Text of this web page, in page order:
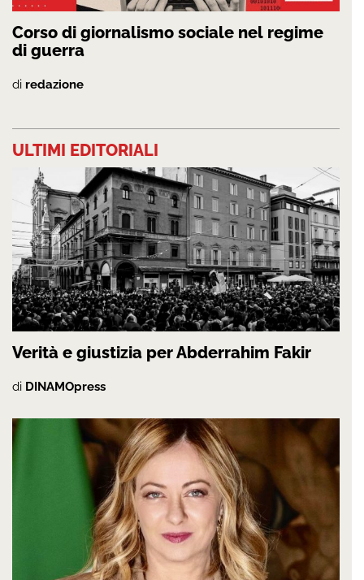
Corso di giornalismo sociale nel regime
di guerra
di redazione
ULTIMI EDITORIALI
Verità e giustizia per Abderrahim Fakir
di DINAMOpress